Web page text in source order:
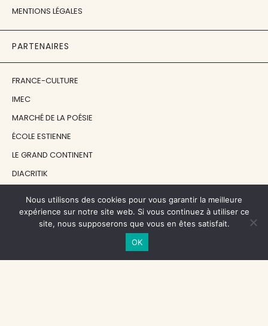
MENTIONS LÉGALES
PARTENAIRES
FRANCE-CULTURE
IMEC
MARCHÉ DE LA POÉSIE
ÉCOLE ESTIENNE
LE GRAND CONTINENT
DIACRITIK
NOS SOUTIENS
CENTRE NATIONAL DU LIVRE
Nous utilisons des cookies pour vous garantir la meilleure
expérience sur notre site web. Si vous continuez à utiliser ce
site, nous supposerons que vous en êtes satisfait.
OK